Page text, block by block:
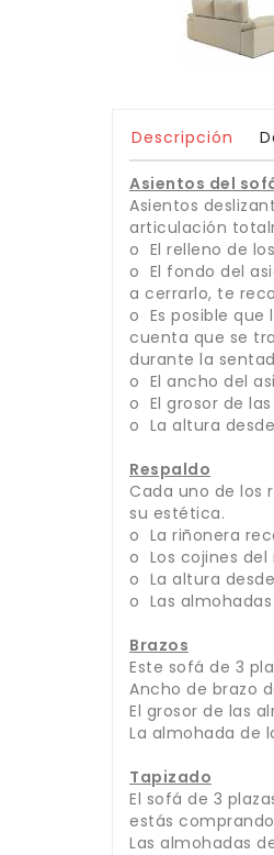
Descripción
Asientos del
Asientos
articulación
o El relleno de
o El fondo del
a cerrarlo, te
o Es posible que
cuenta que se
durante la
o El ancho del
o El grosor de
o La altura
Respaldo
Cada uno de los
su estética.
o La riñonera
o Los cojines del
o La altura
o Las
Brazos
Este sofá de 3
Ancho de brazo
El grosor de las
La almohada de
Tapizado
El sofá de 3
estás
Las almohadas